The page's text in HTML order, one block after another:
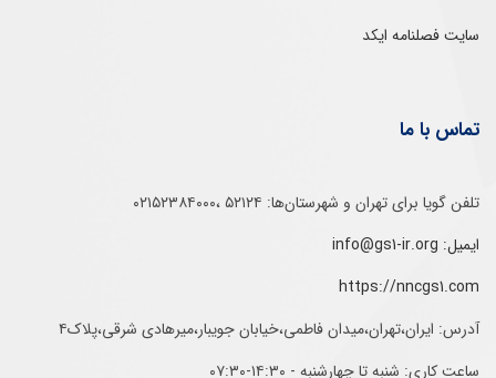
سایت فصلنامه ایکد
تماس با ما
تلفن‌ گویا برای‌ تهران‌‌ و‌ شهرستان‌ها:‌ ۵۲۱۲۴ ،۰۲۱۵۲۳۸۴۰۰۰
ایمیل: info@gs1-ir.org
https://nncgs1.com
آدرس: ایران،تهران،میدان فاطمی،خیابان جویبار،میرهادی شرقی،پلاک۴
ساعت کاری: شنبه تا چهارشنبه - ۱۴:۳۰-۰۷:۳۰